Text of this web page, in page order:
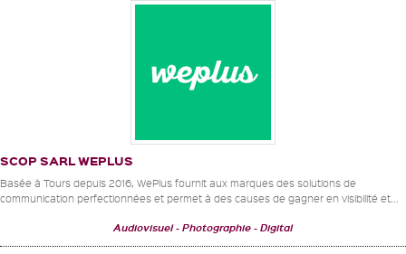
SCOP SARL WEPLUS
Basée à Tours depuis 2016, WePlus fournit aux marques des solutions de
communication perfectionnées et permet à des causes de gagner en visibilité et...
Audiovisuel Photographie Digital